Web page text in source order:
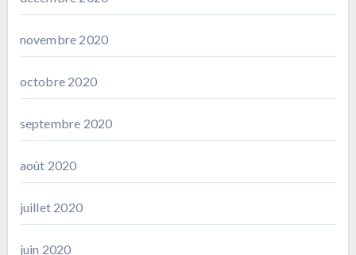
novembre 2020
octobre 2020
septembre 2020
août 2020
juillet 2020
juin 2020